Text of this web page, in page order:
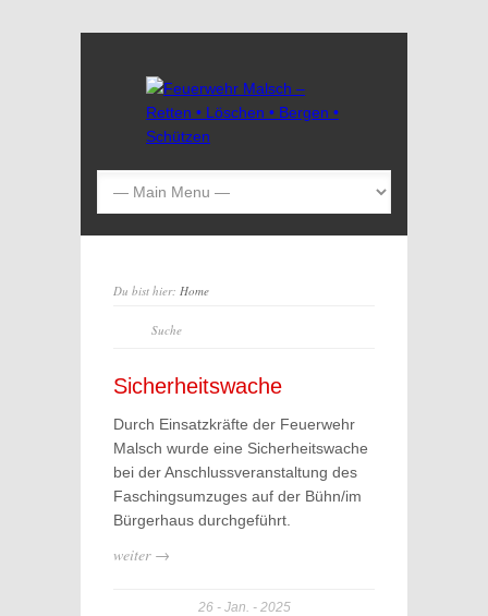
Du bist hier: Home
Sicherheitswache
Durch Einsatzkräfte der Feuerwehr
Malsch wurde eine Sicherheitswache
bei der Anschlussveranstaltung des
Faschingsumzuges auf der Bühn/im
Bürgerhaus durchgeführt.
weiter →
26 Jan. 2025